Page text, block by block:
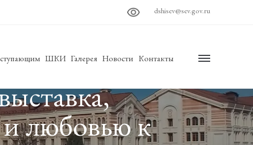
dshisev@sev.gov.ru
ШКИ Галерея Новости Контакты
menu
любовью к